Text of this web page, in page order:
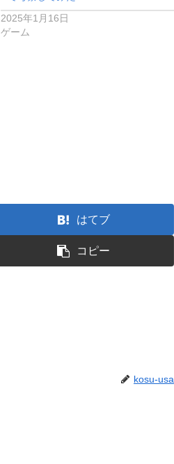
2025年1月16日
ゲーム
はてブ
コピー
kosu-usa